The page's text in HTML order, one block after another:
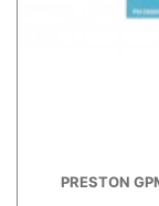
PRESTON